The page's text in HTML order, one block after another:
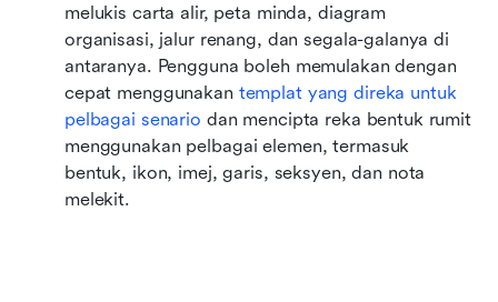
melukis carta alir, peta minda, diagram
organisasi, jalur renang, dan segala-galanya di
antaranya. Pengguna boleh memulakan dengan
cepat menggunakan templat yang direka untuk
pelbagai senario dan mencipta reka bentuk rumit
menggunakan pelbagai elemen, termasuk
bentuk, ikon, imej, garis, seksyen, dan nota
melekit.